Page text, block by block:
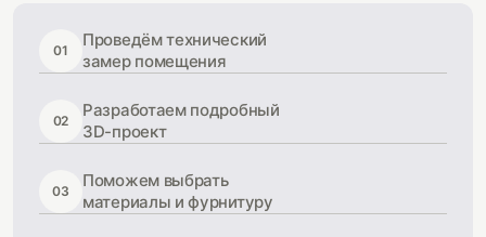
01
Проведём технический
замер помещения
02
Разработаем подробный
3D-проект
03
Поможем выбрать
материалы и фурнитуру